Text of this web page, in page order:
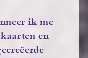
ik me
en